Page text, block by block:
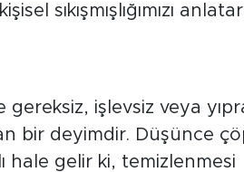
sıkışmışlığımızı
gereksiz, işlevsiz veya
bir deyimdir. Düşünce
hale gelir ki, temizlenmesi